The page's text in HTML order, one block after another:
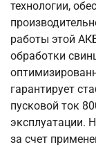
технологии,
работы этой
обработки
гарантирует
пусковой ток
эксплуатации.
за счет